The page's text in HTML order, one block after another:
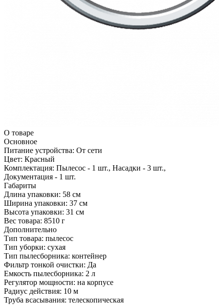
О товаре
Основное
Питание устройства: От сети
Цвет: Красный
Комплектация: Пылесос - 1 шт., Насадки - 3 шт.,
Документация - 1 шт.
Габариты
Длина упаковки: 58 см
Ширина упаковки: 37 см
Высота упаковки: 31 см
Вес товара: 8510 г
Дополнительно
Тип товара: пылесос
Тип уборки: сухая
Тип пылесборника: контейнер
Фильтр тонкой очистки: Да
Емкость пылесборника: 2 л
Регулятор мощности: на корпусе
Радиус действия: 10 м
Труба всасывания: телескопическая